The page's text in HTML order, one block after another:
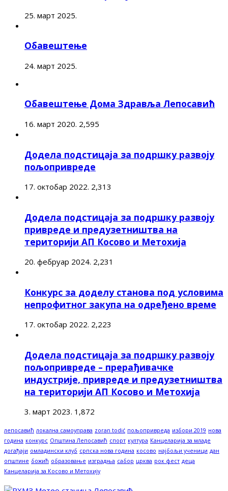
25. март 2025.
Обавештење
24. март 2025.
Обавештење Дома Здравља Лепосавић
16. март 2020. 2,595
Додела подстицаја за подршку развоју
пољопривреде
17. октобар 2022. 2,313
Додела подстицаја за подршку развоју
привреде и предузетништва на
територији АП Косово и Метохија
20. фебруар 2024. 2,231
Конкурс за доделу станова под условима
непрофитног закупа на одређено време
17. октобар 2022. 2,223
Додела подстицаја за подршку развоју
пољопривреде – прерађивачке
индустрије, привреде и предузетништва
на територији АП Косово и Метохија
3. март 2023. 1,872
лепосавић локална самоуправа zoran todić пољопривреда избори 2019 нова
година конкурс Општина Лепосавић спорт култура Канцеларија за младе
догађаји омладински клуб српска нова година косово најбољи ученици дан
општине божић образовање изградња сабор црква рок фест деца
Канцеларија за Косово и Метохију